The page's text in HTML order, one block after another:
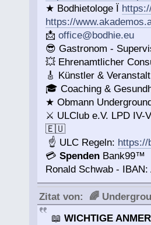
★ Bodhietologe Ï
https://
📩office@bodhie.eu
😎 Gastronom -
💥 Ehrenamtlicher
🎸 Künstler &
🎓 Coaching &
★ Obmann
⚔ ULClub e.V. LPD
🇪🇺
☝ ULC Regeln: https://
💳Spenden Bank99™
Ronald Schwab -
Zitat von: 🌈
📖WICHTIGE